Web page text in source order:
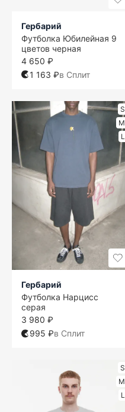
Гербарий
Футболка Юбилейная 9
цветов черная
4 650 ₽
1 163 ₽в Сплит
S
M
L
Гербарий
Футболка Нарцисс
серая
3 980 ₽
995 ₽в Сплит
S
M
L